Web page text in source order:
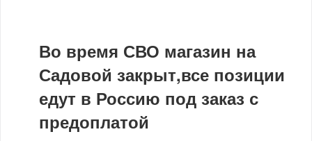
Во время СВО магазин на
Садовой закрыт,все позиции
едут в Россию под заказ с
предоплатой